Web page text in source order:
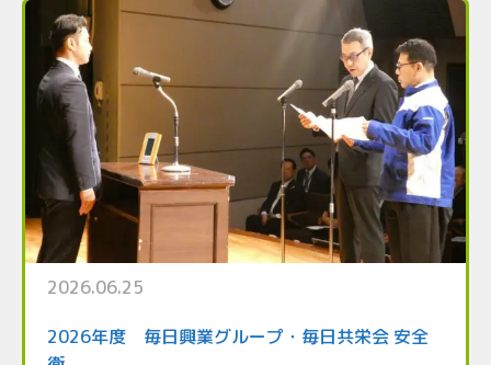
2026.06.25
2026年度 毎日興業グループ・毎日共栄会 安全